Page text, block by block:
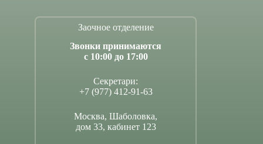
Заочное отделение
Звонки принимаются
с 10:00 до 17:00
Секретари:
+7 (977) 412-91-63
Москва, Шаболовка,
дом 33, кабинет 123